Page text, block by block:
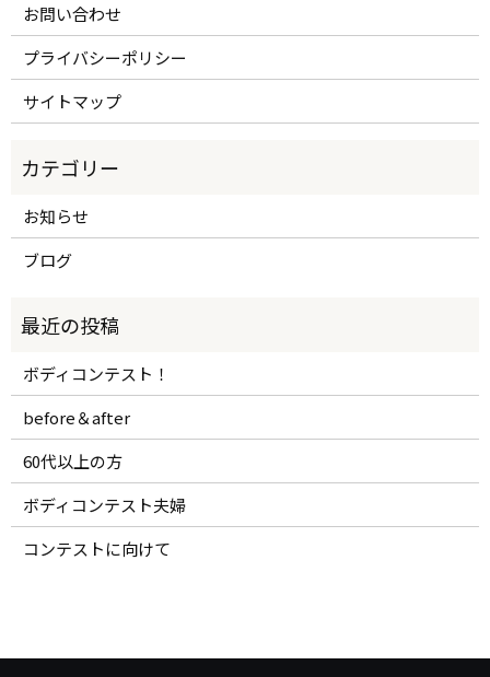
お問い合わせ
プライバシーポリシー
サイトマップ
お知らせ
ブログ
ボディコンテスト！
before＆after
60代以上の方
ボディコンテスト夫婦
コンテストに向けて